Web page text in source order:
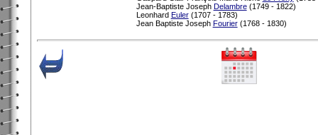
Jean-Baptiste Joseph Delambre(1749 - 1822)
Leonhard Euler(1707 - 1783)
Jean Baptiste Joseph Fourier(1768 - 1830)